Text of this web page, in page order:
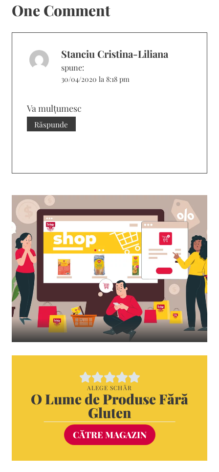
One Comment
Stanciu Cristina-Liliana
spune:
30/04/2020 la 8:18 pm
Va mulțumesc
Răspunde
ALEGE SCHÄR
O Lume de Produse Fără
Gluten
CĂTRE MAGAZIN